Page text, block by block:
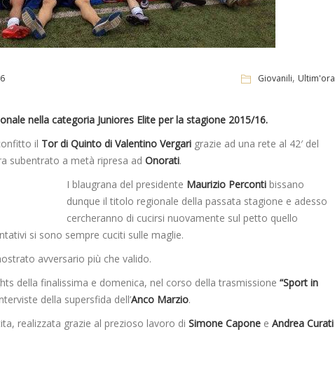
Giovanili, Ultim'ora
nella categoria Juniores Elite per la stagione 2015/16.
il Tor di Quinto di Valentino Vergari grazie ad una rete al 42′ del
subentrato a metà ripresa ad Onorati.
I blaugrana del presidente Maurizio Perconti bissano
dunque il titolo regionale della passata stagione e adesso
cercheranno di cucirsi nuovamente sul petto quello
si sono sempre cuciti sulle maglie.
avversario più che valido.
della finalissima e domenica, nel corso della trasmissione “Sport in
della supersfida dell’Anco Marzio.
realizzata grazie al prezioso lavoro di Simone Capone e Andrea Curati